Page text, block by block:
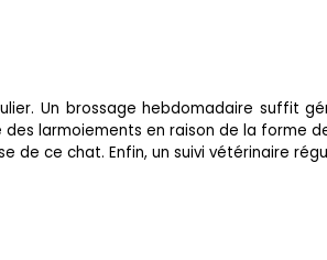
Un brossage hebdomadaire
larmoiements en raison de la forme
de ce chat. Enfin, un suivi vétérinaire